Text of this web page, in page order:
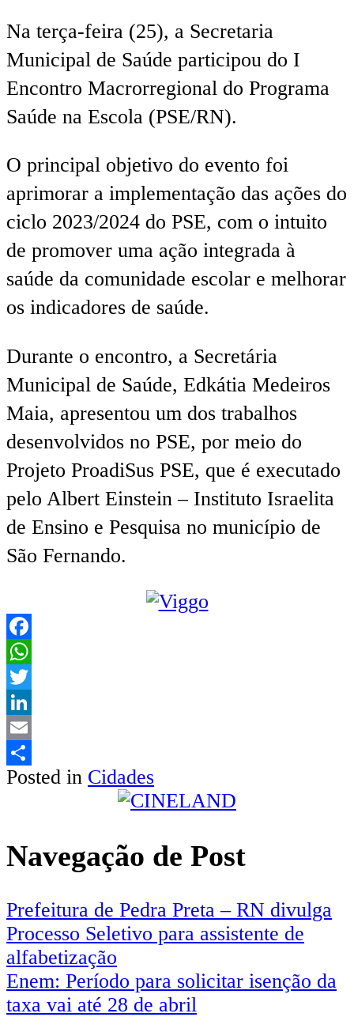
Na terça-feira (25), a Secretaria
Municipal de Saúde participou do I
Encontro Macrorregional do Programa
Saúde na Escola (PSE/RN).
O principal objetivo do evento foi
aprimorar a implementação das ações do
ciclo 2023/2024 do PSE, com o intuito
de promover uma ação integrada à
saúde da comunidade escolar e melhorar
os indicadores de saúde.
Durante o encontro, a Secretária
Municipal de Saúde, Edkátia Medeiros
Maia, apresentou um dos trabalhos
desenvolvidos no PSE, por meio do
Projeto ProadiSus PSE, que é executado
pelo Albert Einstein – Instituto Israelita
de Ensino e Pesquisa no município de
São Fernando.
Facebook
WhatsApp
Twitter
LinkedIn
Email
Share
Posted in Cidades
Navegação de Post
Prefeitura de Pedra Preta – RN divulga
Processo Seletivo para assistente de
alfabetização
Enem: Período para solicitar isenção da
taxa vai até 28 de abril